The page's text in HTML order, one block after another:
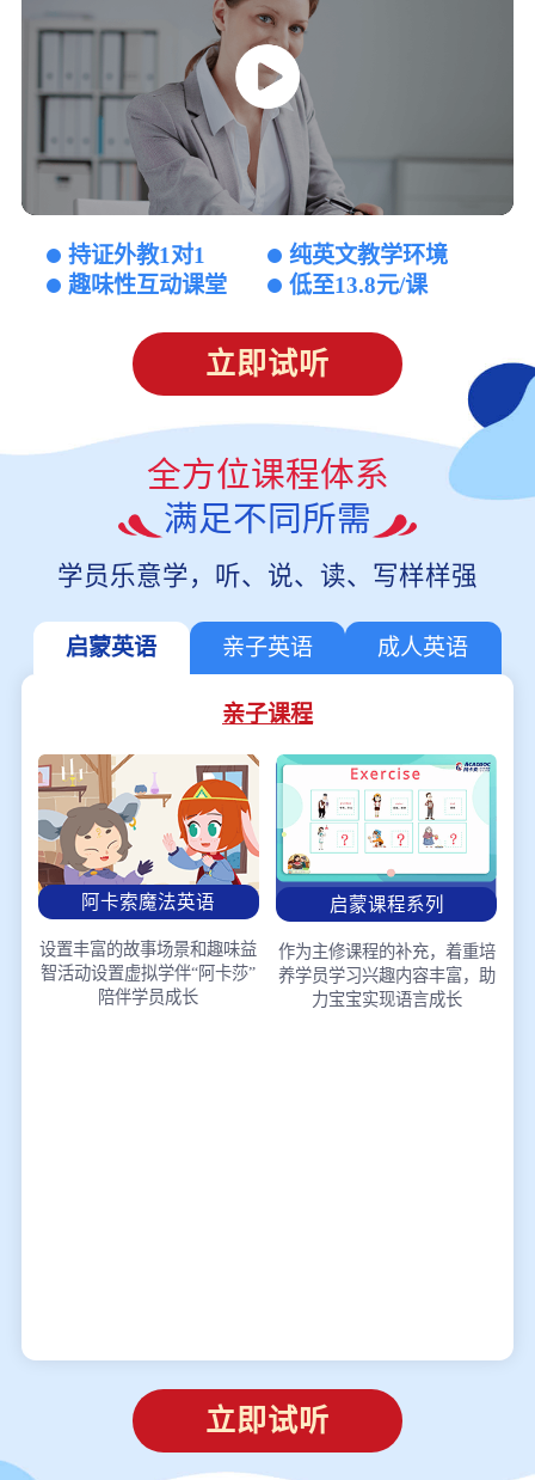
持证外教1对1
纯英文教学环境
趣味性互动课堂
低至13.8元/课
立即试听
全方位课程体系
满足不同所需
学员乐意学，听、说、读、写样样强
启蒙英语 亲子英语 成人英语
亲子课程
阿卡索魔法英语
设置丰富的故事场景和趣味益
智活动设置虚拟学伴“阿卡莎”
陪伴学员成长
启蒙课程系列
作为主修课程的补充，着重培
养学员学习兴趣内容丰富，助
力宝宝实现语言成长
立即试听